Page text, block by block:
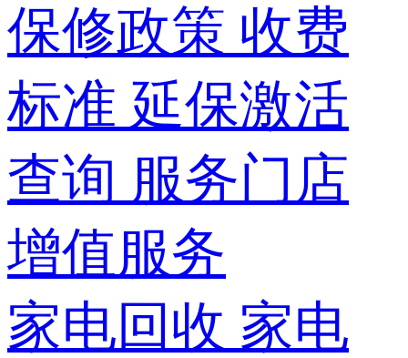
保修政策 收费
标准 延保激活
查询 服务门店
增值服务
家电回收 家电